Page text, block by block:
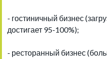
- гостиничный бизнес
достигает 95-100%);
- ресторанный бизнес